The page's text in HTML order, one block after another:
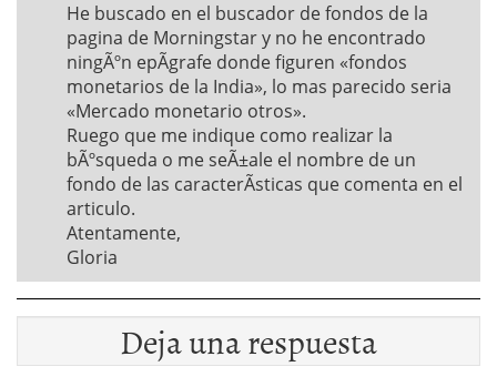
He buscado en el buscador de fondos de la
pagina de Morningstar y no he encontrado
ningÃºn epÃ­grafe donde figuren «fondos
monetarios de la India», lo mas parecido seria
«Mercado monetario otros».
Ruego que me indique como realizar la
bÃºsqueda o me seÃ±ale el nombre de un
fondo de las caracterÃ­sticas que comenta en el
articulo.
Atentamente,
Gloria
Deja una respuesta